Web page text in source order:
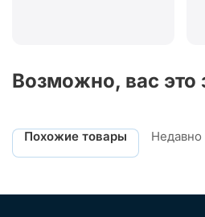
Возможно, вас это
Похожие товары